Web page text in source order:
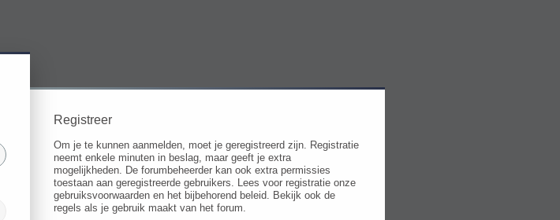
Registreer
Om je te kunnen aanmelden, moet je geregistreerd zijn. Registratie
neemt enkele minuten in beslag, maar geeft je extra
mogelijkheden. De forumbeheerder kan ook extra permissies
toestaan aan geregistreerde gebruikers. Lees voor registratie onze
gebruiksvoorwaarden en het bijbehorend beleid. Bekijk ook de
regels als je gebruik maakt van het forum.